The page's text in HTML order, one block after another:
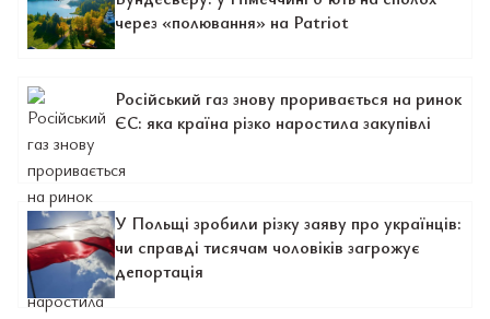
через «полювання» на Patriot
Російський газ знову проривається на ринок
ЄС: яка країна різко наростила закупівлі
У Польщі зробили різку заяву про українців:
чи справді тисячам чоловіків загрожує
депортація